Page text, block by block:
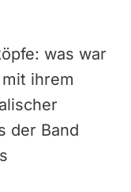
was war
ihrem
der Band